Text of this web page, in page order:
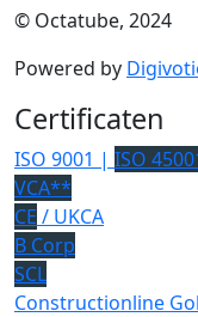
© Octatube, 2024
Powered by
Certificaten
ISO 9001 | ISO
VCA**
CE / UKCA
B Corp
SCL
Constructionline